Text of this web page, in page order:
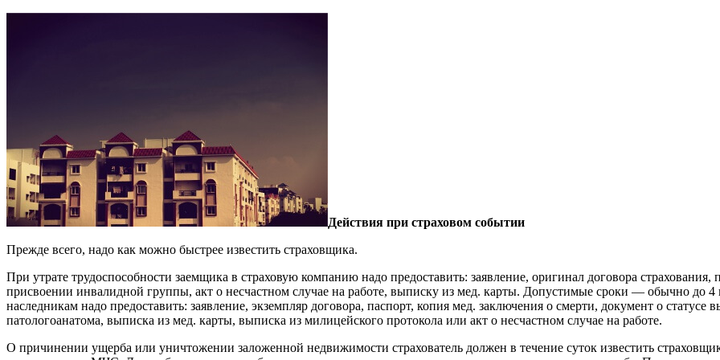
Действия при страховом событии
Прежде всего, надо как можно быстрее известить страховщика.
При утрате трудоспособности заемщика в страховую компанию надо предоставить: заявление, оригинал договора
присвоении инвалидной группы, акт о несчастном случае на работе, выписку из мед. карты. Допустимые сроки — обычно до 4
наследникам надо предоставить: заявление, экземпляр договора, паспорт, копия мед. заключения о смерти, документ о статусе
патологоанатома, выписка из мед. карты, выписка из милицейского протокола или акт о несчастном случае на работе.
О причинении ущерба или уничтожении заложенной недвижимости страхователь должен в течение суток известить